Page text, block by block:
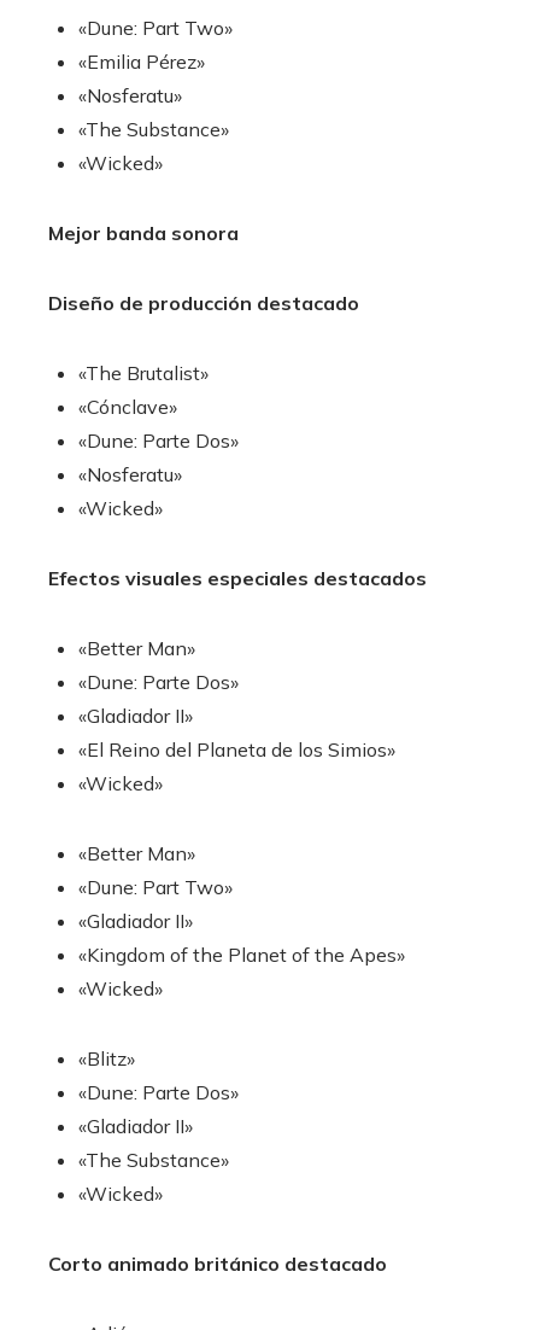
«Dune: Part Two»
«Emilia Pérez»
«Nosferatu»
«The Substance»
«Wicked»
Mejor banda sonora
Diseño de producción destacado
«The Brutalist»
«Cónclave»
«Dune: Parte Dos»
«Nosferatu»
«Wicked»
Efectos visuales especiales destacados
«Better Man»
«Dune: Parte Dos»
«Gladiador II»
«El Reino del Planeta de los Simios»
«Wicked»
«Better Man»
«Dune: Part Two»
«Gladiador II»
«Kingdom of the Planet of the Apes»
«Wicked»
«Blitz»
«Dune: Parte Dos»
«Gladiador II»
«The Substance»
«Wicked»
Corto animado británico destacado